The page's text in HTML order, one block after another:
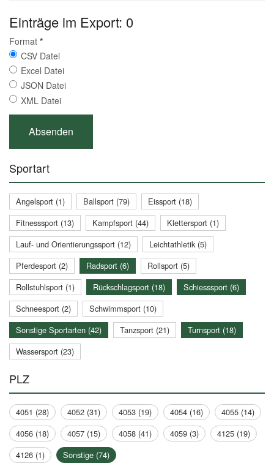
Einträge im Export: 0
Format *
CSV Datei
Excel Datei
JSON Datei
XML Datei
Sportart
Angelsport (1) Ballsport (79)
Eissport (18)
Fitnesssport (13)
Kampfsport (44)
Klettersport (1)
Lauf- und Orientierungssport (12)
Leichtathletik (5)
Pferdesport (2)
Radsport (6)
Rollsport (5)
Rollstuhlsport (1)
Rückschlagsport (18)
Schiesssport (6)
Schneesport (2)
Schwimmsport (10)
Sonstige Sportarten (42)
Tanzsport (21)
Turnsport (18)
Wassersport (23)
PLZ
4051 (28) 4052 (31) 4053 (19) 4054 (16)
4055 (14)
4056 (18)
4057 (15) 4058 (41) 4059 (3)
4125 (19)
4126 (1)
Sonstige (74)